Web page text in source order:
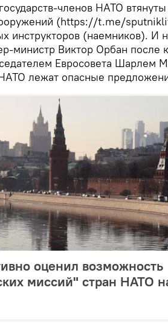
членов НАТО
(https://t.me/
инструкторов (наемников). И
министр Виктор Орбан после
Евросовета Шарлем
лежат опасные
оценил возможность
миссий" стран НАТО